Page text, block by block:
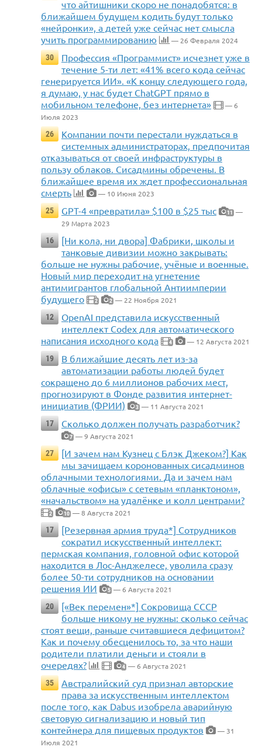
что айтишники скоро не понадобятся: в
ближайшем будущем кодить будут только
«нейронки», а детей уже сейчас нет смысла
учить программированию
— 26 Февраля 2024
30
Профессия «Программист» исчезнет уже в
течение 5-ти лет: «41% всего кода сейчас
генерируется ИИ». «К концу следующего года,
я думаю, у нас будет ChatGPT прямо в
мобильном телефоне, без интернета»
— 6
Июля 2023
26
Компании почти перестали нуждаться в
системных администраторах, предпочитая
отказываться от своей инфраструктуры в
пользу облаков. Сисадмины обречены. В
ближайшее время их ждет профессиональная
смерть
— 10 Июня 2023
25
GPT-4 «превратила» $100 в $25 тыс 11 —
29 Марта 2023
16
[Ни кола, ни двора] Фабрики, школы и
танковые дивизии можно закрывать:
больше не нужны рабочие, учёные и военные.
Новый мир переходит на угнетение
антимигрантов глобальной Антиимперии
будущего
2 2 — 22 Ноября 2021
12
OpenAI представила искусственный
интеллект Codex для автоматического
написания исходного кода
4
— 12 Августа 2021
19
В ближайшие десять лет из-за
автоматизации работы людей будет
сокращено до 6 миллионов рабочих мест,
прогнозируют в Фонде развития интернет-
инициатив (ФРИИ)
3 — 11 Августа 2021
17
Сколько должен получать разработчик?
7 — 9 Августа 2021
27
[И зачем нам Кузнец с Блэк Джеком?] Как
мы зачищаем коронованных сисадминов
облачными технологиями. Да и зачем нам
облачные «офисы» с сетевым «планктоном»,
«начальством» на удалёнке и колл центрами?
2 10 — 8 Августа 2021
17
[Резервная армия труда*] Сотрудников
сократил искусственный интеллект:
пермская компания, головной офис которой
находится в Лос-Анджелесе, уволила сразу
более 50-ти сотрудников на основании
решения ИИ
5 — 6 Августа 2021
20
[«Век перемен»*] Сокровища СССР
больше никому не нужны: сколько сейчас
стоят вещи, раньше считавшиеся дефицитом?
Как и почему обесценилось то, за что наши
родители платили деньги и стояли в
очередях?
4 — 6 Августа 2021
35
Австралийский суд признал авторские
права за искусственным интеллектом
после того, как Dabus изобрела аварийную
световую сигнализацию и новый тип
контейнера для пищевых продуктов
— 31
Июля 2021